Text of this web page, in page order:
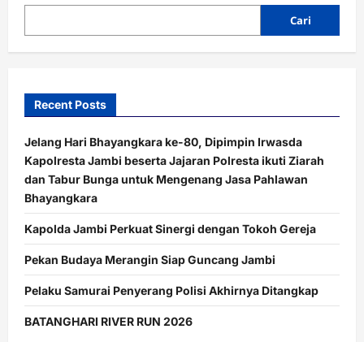
Cerita
Ketat
Polri
Cari
Recent Posts
Jelang Hari Bhayangkara ke-80, Dipimpin Irwasda
Kapolresta Jambi beserta Jajaran Polresta ikuti Ziarah
dan Tabur Bunga untuk Mengenang Jasa Pahlawan
Bhayangkara
Kapolda Jambi Perkuat Sinergi dengan Tokoh Gereja
Pekan Budaya Merangin Siap Guncang Jambi
Pelaku Samurai Penyerang Polisi Akhirnya Ditangkap
BATANGHARI RIVER RUN 2026